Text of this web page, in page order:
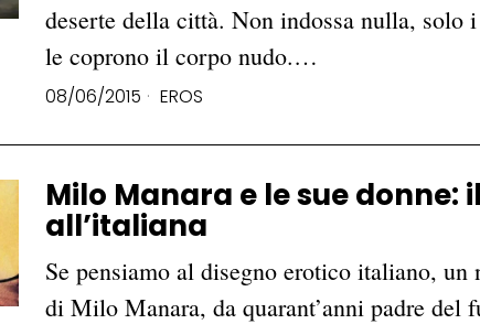
deserte della città. Non indossa nulla, solo
le coprono il corpo nudo.…
08/06/2015 EROS
Milo Manara e le sue
all’italiana
Se pensiamo al disegno erotico italiano,
di Milo Manara, da quarant’anni padre del